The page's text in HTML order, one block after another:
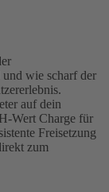
wie scharf der
auf dein
Wert Charge für
Freisetzung
zum